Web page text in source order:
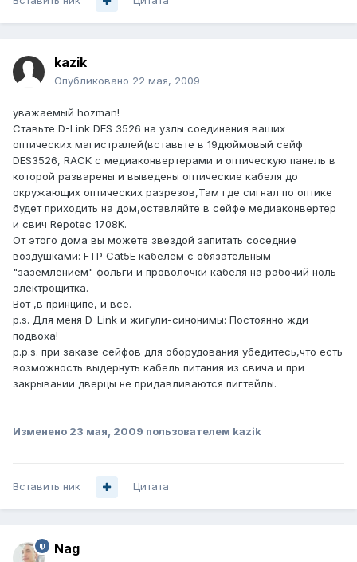
kazik
Опубликовано 22 мая, 2009
уважаемый hozman!
Ставьте D-Link DES 3526 на узлы соединения ваших
оптических магистралей(вставьте в 19дюймовый сейф
DES3526, RACK с медиаконвертерами и оптическую панель в
которой разварены и выведены оптические кабеля до
окружающих оптических разрезов,Там где сигнал по оптике
будет приходить на дом,оставляйте в сейфе медиаконвертер
и свич Repotec 1708K.
От этого дома вы можете звездой запитать соседние
воздушками: FTP Cat5E кабелем с обязательным
"заземлением" фольги и проволочки кабеля на рабочий ноль
электрощитка.
Вот ,в принципе, и всё.
p.s. Для меня D-Link и жигули-синонимы: Постоянно жди
подвоха!
p.p.s. при заказе сейфов для оборудования убедитесь,что есть
возможность выдернуть кабель питания из свича и при
закрывании дверцы не придавливаются пигтейлы.
Изменено 23 мая, 2009 пользователем kazik
Вставить ник Цитата
Nag